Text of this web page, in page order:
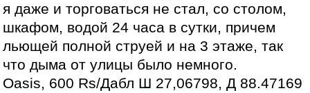
я даже и торговаться не стал, со столом,
шкафом, водой 24 часа в сутки, причем
льющей полной струей и на 3 этаже, так
что дыма от улицы было немного.
Oasis, 600 Rs/Дабл Ш 27,06798, Д 88.47169